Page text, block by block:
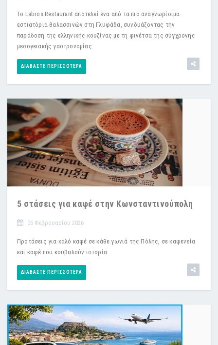
Το Labros Restaurant αποτελεί ένα από τα πιο αναγνωρίσιμα
εστιατόρια θαλασσινών στη Γλυφάδα, συνδυάζοντας την
παράδοση της ελληνικής κουζίνας με τη φινέτσα της σύγχρονης
μεσογειακής γαστρονομίας.
ΔΙΑΒΆΣΤΕ ΠΕΡΙΣΣΌΤΕΡΑ
5 στάσεις για καφέ στην Κωνσταντινούπολη
06 Φεβρουαρίου 2026
Προτάσεις για καλό καφέ σε κάθε γωνιά της Πόλης, σε καφενεία
και καφέ που κουβαλούν ιστορία.
ΔΙΑΒΆΣΤΕ ΠΕΡΙΣΣΌΤΕΡΑ